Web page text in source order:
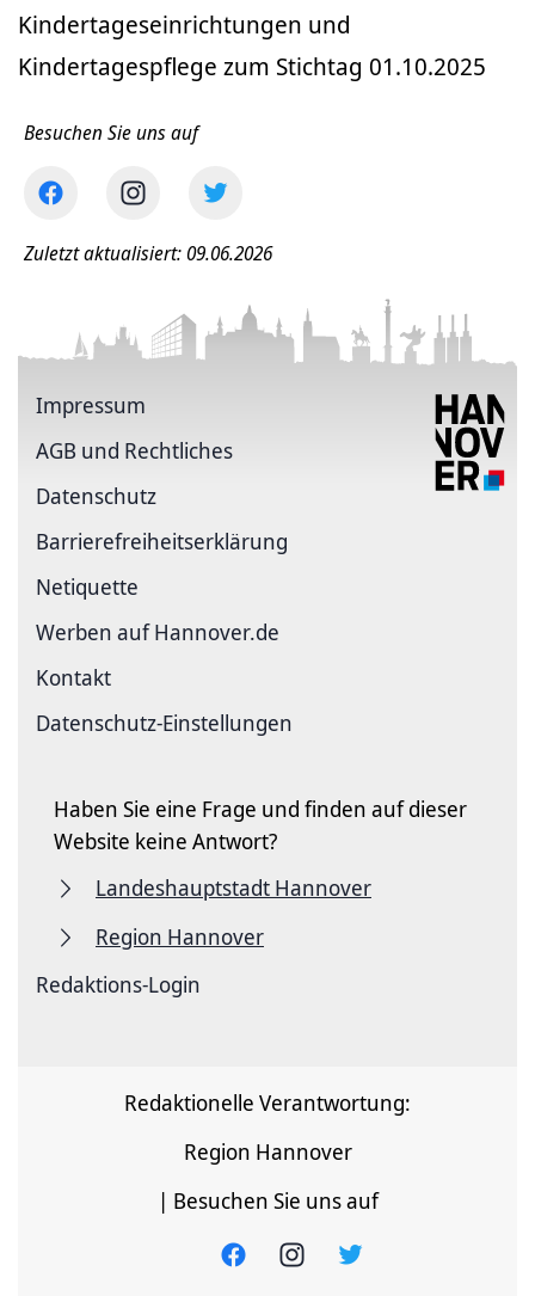
Kindertageseinrichtungen und
Kindertagespflege zum Stichtag 01.10.2025
Besuchen Sie uns auf
Zuletzt aktualisiert: 09.06.2026
Impressum
AGB und Rechtliches
Datenschutz
Barriere­freiheits­erklärung
Netiquette
Werben auf Hannover.de
Kontakt
Datenschutz-Einstellungen
Haben Sie eine Frage und finden auf dieser
Website keine Antwort?
Landeshauptstadt Hannover
Region Hannover
Redaktions-Login
Redaktionelle Verantwortung:
Region Hannover
| Besuchen Sie uns auf